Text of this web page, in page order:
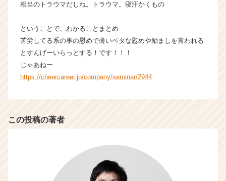
相当のトラウマだしね。トラウマ。寝汗かくもの
ということで、わかることまとめ
苦労してる系の事の慰めで薄いベタな慰めや励ましを言われる
とすんげーいらっとする！です！！！
じゃあねー
https://cheercareer.jp/company/seminar/2944
この投稿の著者